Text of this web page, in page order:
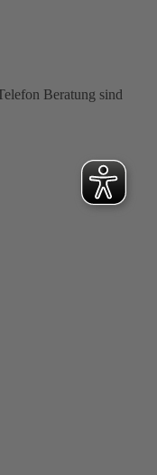
Beratung sind